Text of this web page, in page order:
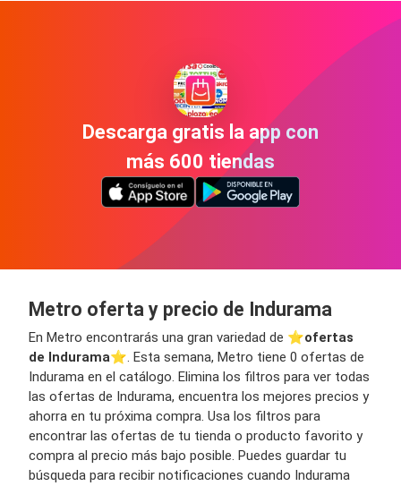
Descarga gratis la app con
más 600 tiendas
Metro oferta y precio de Indurama
En Metro encontrarás una gran variedad de ⭐️ofertas
de Indurama⭐️. Esta semana, Metro tiene 0 ofertas de
Indurama en el catálogo. Elimina los filtros para ver todas
las ofertas de Indurama, encuentra los mejores precios y
ahorra en tu próxima compra. Usa los filtros para
encontrar las ofertas de tu tienda o producto favorito y
compra al precio más bajo posible. Puedes guardar tu
búsqueda para recibir notificaciones cuando Indurama